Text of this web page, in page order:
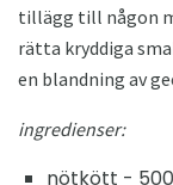
tillägg till någon
rätta kryddiga
en blandning av
ingredienser:
nötkött -